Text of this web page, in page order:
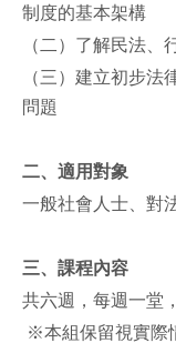
制度的基本架構
（二）了解民法、
（三）建立初步
問題
二、適用對象
一般社會人士、對
三、課程內容
共六週，每週一堂
※本組保留視實際